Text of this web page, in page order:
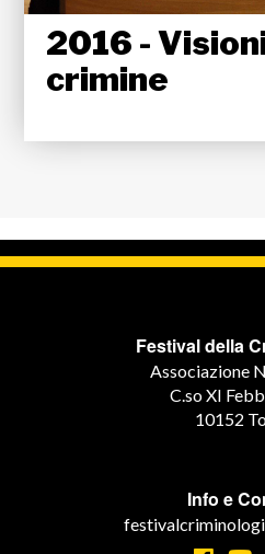
2016 -
crimine
Festival della
Associazione
C.so XI
10152
Info e